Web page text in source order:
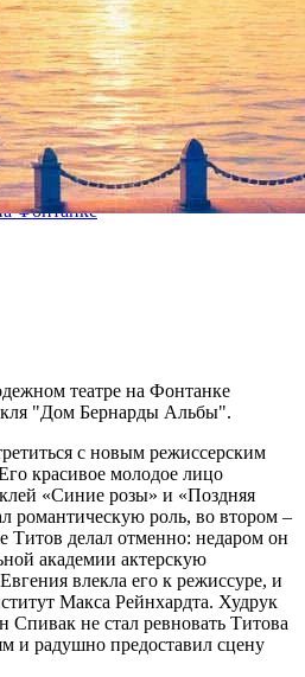
01 марта 2014, суббота
Фонтанке
театре на Фонтанке
"Дом Бернарды Альбы".
с новым режиссерским
красивое молодое лицо
«Синие розы» и «Поздняя
романтическую роль, во втором –
Титов делал отменно: недаром он
академии актерскую
влекла его к режиссуре, и
Макса Рейнхардта. Худрук
Спивак не стал ревновать Титова
и радушно предоставил сцену